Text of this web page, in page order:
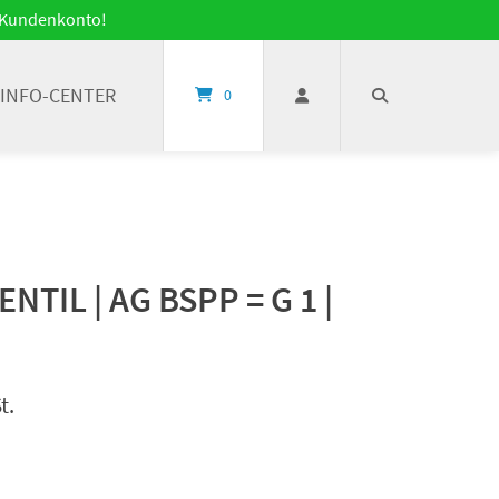
Kundenkonto!
INFO-CENTER 0
| AG BSPP = G 1 |